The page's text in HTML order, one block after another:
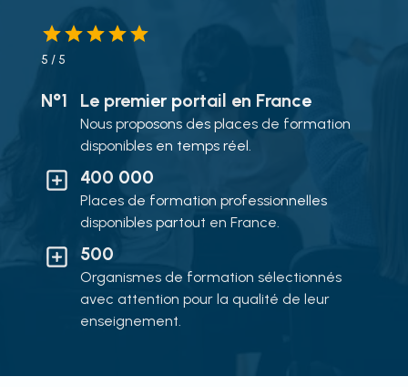
5 / 5
N°1 Le premier portail en France
Nous proposons des places de formation
disponibles en temps réel.
400 000
Places de formation professionnelles
disponibles partout en France.
500
Organismes de formation sélectionnés
avec attention pour la qualité de leur
enseignement.